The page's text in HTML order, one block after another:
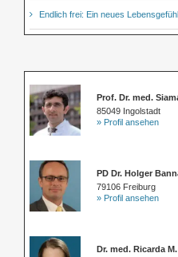
Endlich frei: Ein neues
Prof. Dr. med.
85049 Ingolstadt
» Profil ansehen
PD Dr. Holger
79106 Freiburg
» Profil ansehen
Dr. med. Ricarda